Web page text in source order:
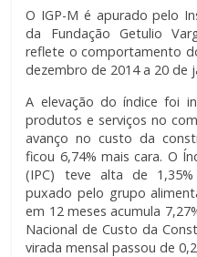
O IGP-M é apurado pelo
da Fundação Getulio
reflete o comportamento
dezembro de 2014 a 20 de
A elevação do índice foi
produtos e serviços no
avanço no custo da
ficou 6,74% mais cara. O
(IPC) teve alta de
puxado pelo grupo
em 12 meses acumula
Nacional de Custo da
virada mensal passou de